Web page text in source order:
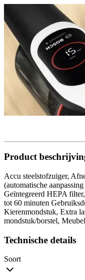
Product
Accu steelstofzuiger,
(automatische
Geïntegreerd HEPA
tot 60 minuten
Kierenmondstuk, Extra
mondstuk/borstel,
Technische details
Soort